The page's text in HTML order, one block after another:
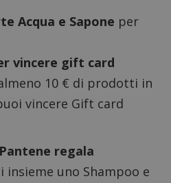
Acqua e Sapone per
vincere gift card
10 € di prodotti in
vincere Gift card
regala
insieme uno Shampoo e